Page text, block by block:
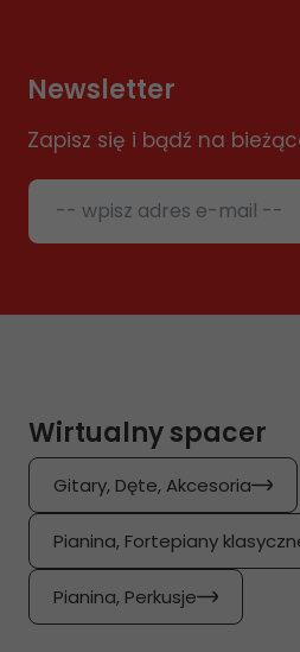
Newsletter
Zapisz się i bądź na
-- wpisz adres e-mail --
Wirtualny spacer
Gitary, Dęte, Akcesoria
Pianina, Fortepiany
Pianina, Perkusje